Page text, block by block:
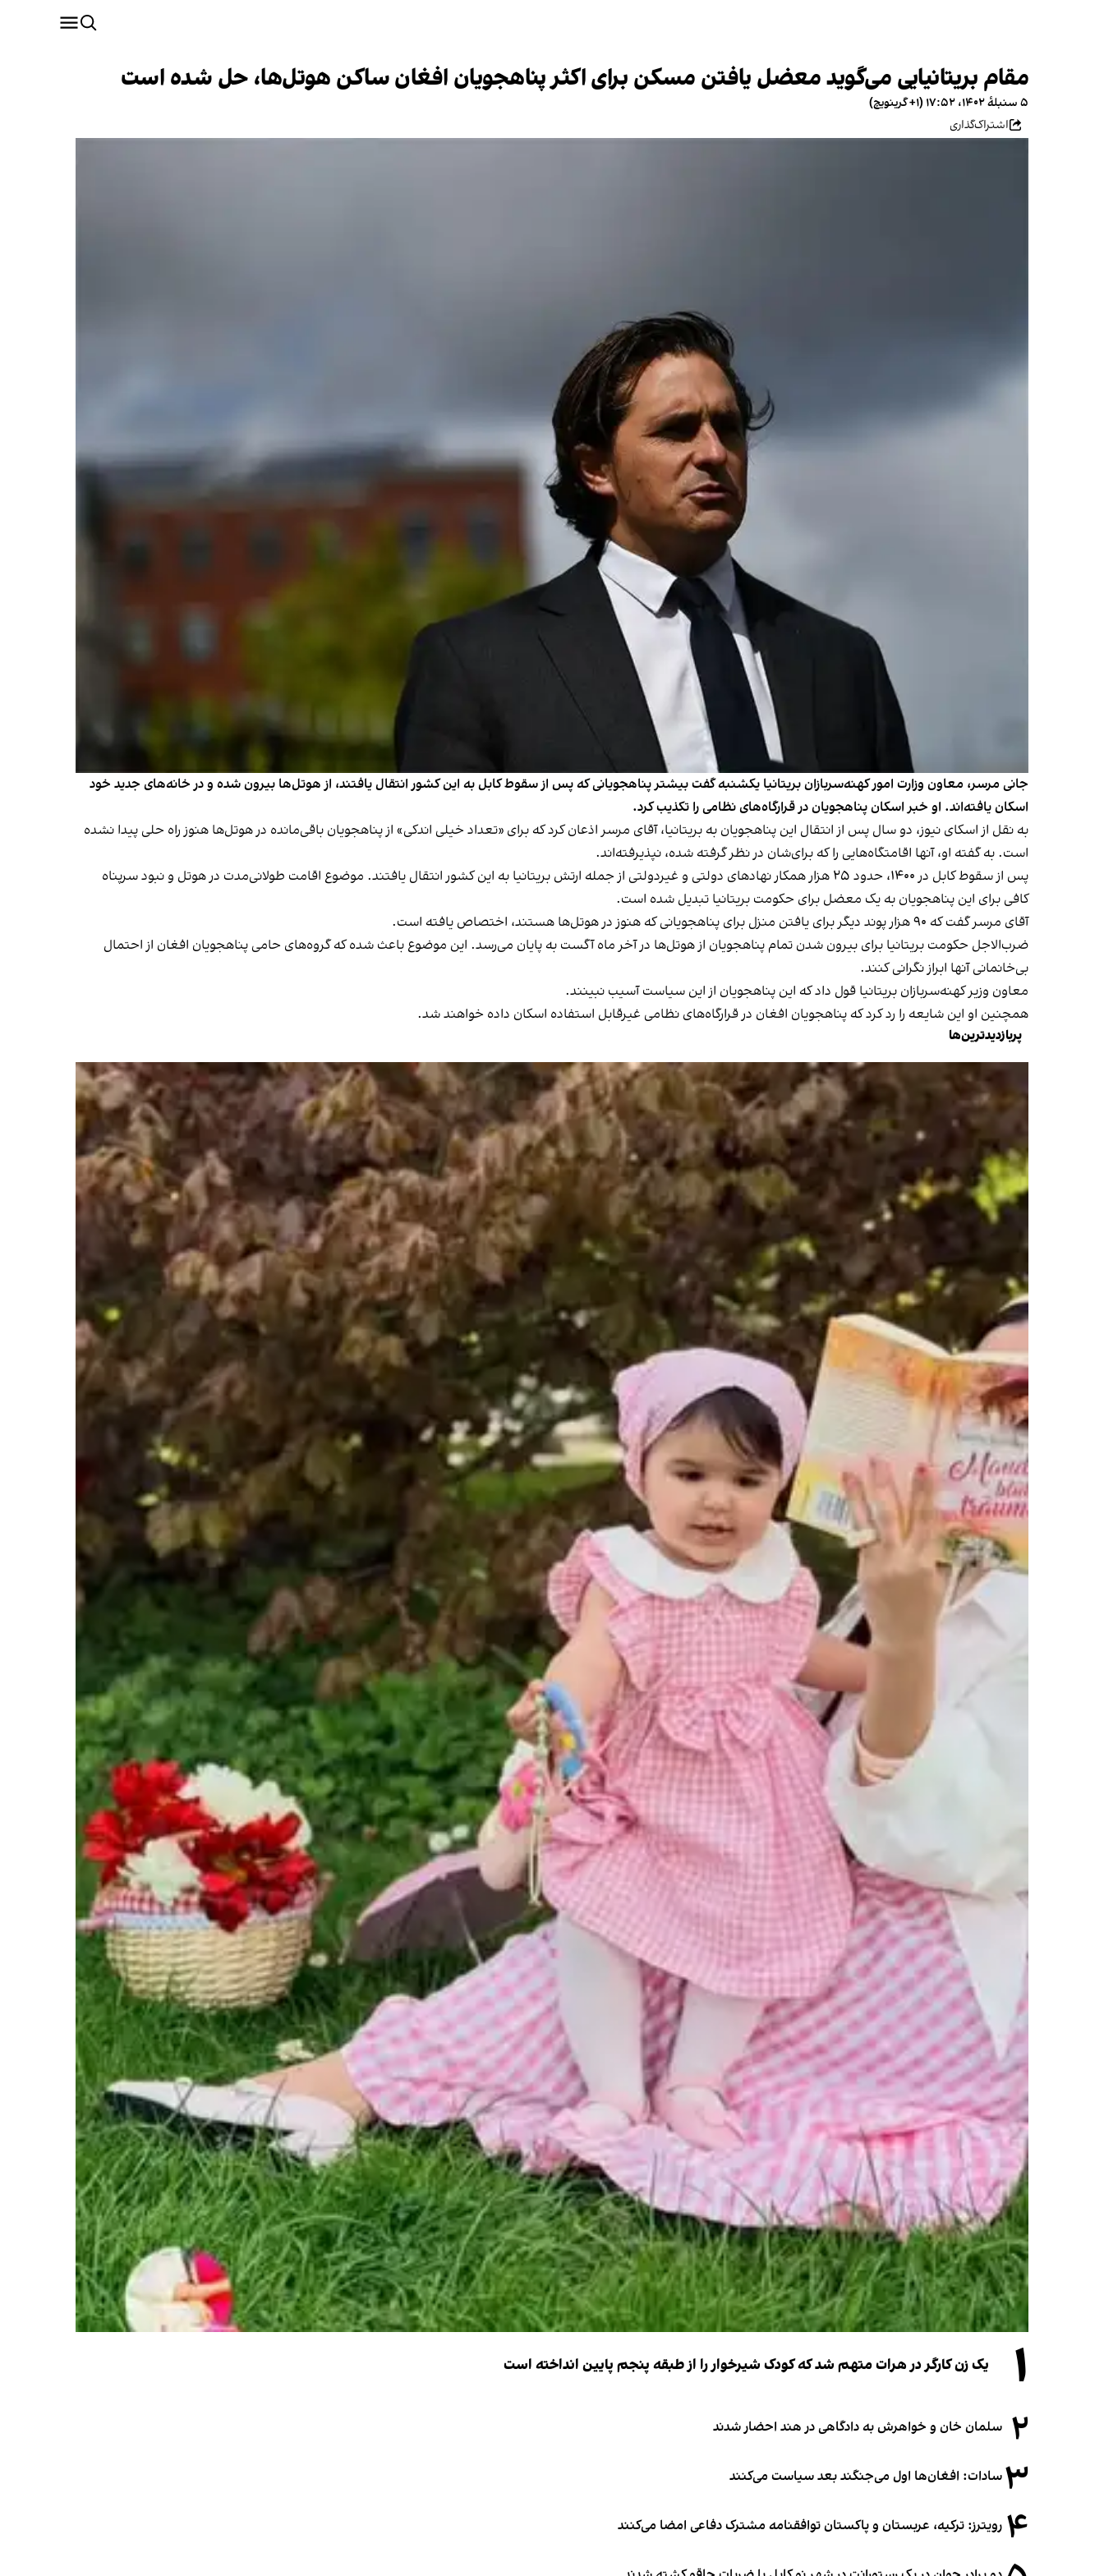
مقام بریتانیایی می‌گوید معضل یافتن مسکن برای اکثر پناهجویان افغان ساکن هوتل‌ها، حل شده است
۵ سنبلهٔ ۱۴۰۲، ۱۷:۵۲ (‎+۱ گرینویچ)
اشتراک‌گذاری
جانی مرسر، معاون وزارت امور کهنه‌سربازان بریتانیا یکشنبه گفت بیشتر پناهجویانی که پس از سقوط کابل به این کشور انتقال یافتند، از هوتل‌ها بیرون شده و در خانه‌های جدید خود
اسکان یافته‌اند. او خبر اسکان پناهجویان در قرارگاه‌های نظامی را تکذیب کرد.
به نقل از اسکای نیوز، دو سال پس از انتقال این پناهجویان به بریتانیا، آقای مرسر اذعان کرد که برای «تعداد خیلی اندکی» از پناهجویان باقی‌مانده در هوتل‌ها هنوز راه حلی پیدا نشده
است. به گفته او، آنها اقامتگاه‌هایی را که برای‌شان در نظر گرفته شده، نپذیرفته‌اند.
پس از سقوط کابل در ۱۴۰۰، حدود ۲۵ هزار همکار نهادهای دولتی و غیردولتی از جمله ارتش بریتانیا به این کشور انتقال یافتند. موضوع اقامت طولانی‌مدت در هوتل و نبود سرپناه
کافی برای این پناهجویان به یک معضل برای حکومت بریتانیا تبدیل شده است.
آقای مرسر گفت که ۹۰ هزار پوند دیگر برای یافتن منزل برای پناهجویانی که هنوز در هوتل‌ها هستند، اختصاص یافته است.
ضرب‌الاجل حکومت بریتانیا برای بیرون شدن تمام پناهجویان از هوتل‌ها در آخر ماه آگست به پایان می‌رسد. این موضوع باعث شده که گروه‌های حامی پناهجویان افغان از احتمال
بی‌خانمانی آنها ابراز نگرانی کنند.
معاون وزیر کهنه‌سربازان بریتانیا قول داد که این پناهجویان از این سیاست آسیب نبینند.
همچنین او این شایعه را رد کرد که پناهجویان افغان در قرارگاه‌های نظامی غیرقابل استفاده اسکان داده خواهند شد.
پربازدیدترین‌ها
۱ یک زن کارگر در هرات متهم شد که کودک شیرخوار را از طبقه پنجم پایین انداخته است
۲ سلمان خان و خواهرش به دادگاهی در هند احضار شدند
۳سادات: افغان‌ها اول می‌جنگند بعد سیاست می‌کنند
۴ رویترز: ترکیه، عربستان و پاکستان توافقنامه مشترک دفاعی امضا می‌کنند